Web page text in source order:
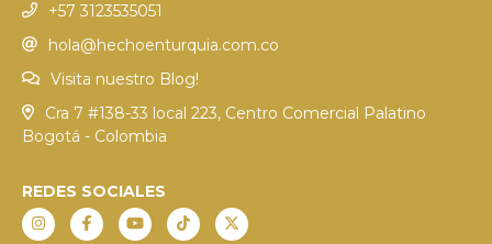
+57 3123535051
hola@hechoenturquia.com.co
Visita nuestro Blog!
Cra 7 #138-33 local 223, Centro Comercial Palatino
Bogotá - Colombia
REDES SOCIALES